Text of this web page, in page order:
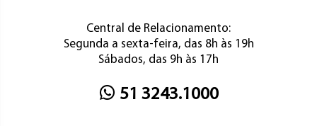
Central de Relacionamento:
Segunda a sexta-feira, das 8h às 19h
Sábados, das 9h às 17h
51 3243.1000